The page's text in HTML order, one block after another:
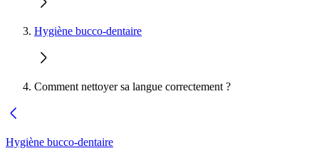
Hygiène bucco-dentaire
Comment nettoyer sa langue correctement ?
Hygiène bucco-dentaire